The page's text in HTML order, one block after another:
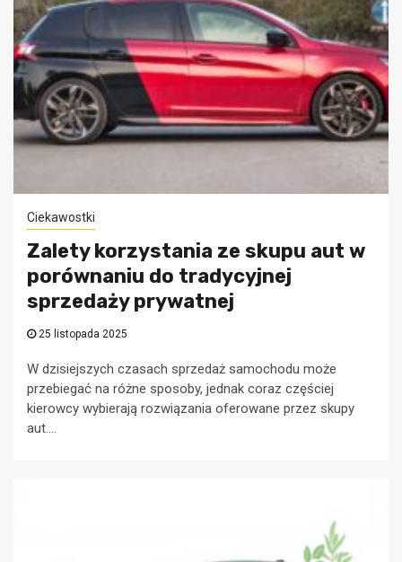
Ciekawostki
Zalety korzystania ze skupu aut w
porównaniu do tradycyjnej
sprzedaży prywatnej
25 listopada 2025
W dzisiejszych czasach sprzedaż samochodu może
przebiegać na różne sposoby, jednak coraz częściej
kierowcy wybierają rozwiązania oferowane przez skupy
aut....